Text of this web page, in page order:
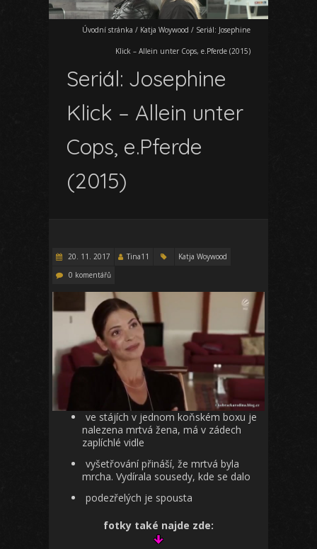
Úvodní stránka / Katja Woywood / Seriál: Josephine
Klick – Allein unter Cops, e.Pferde (2015)
Seriál: Josephine
Klick – Allein unter
Cops, e.Pferde
(2015)
20. 11. 2017 Tina11
Katja Woywood
0 komentářů
ve stájích v jednom koňském boxu je
nalezena mrtvá žena, má v zádech
zaplíchlé vidle
vyšetřování přináší, že mrtvá byla
mrcha. Vydírala sousedy, kde se dalo
podezřelých je spousta
fotky také najde zde: